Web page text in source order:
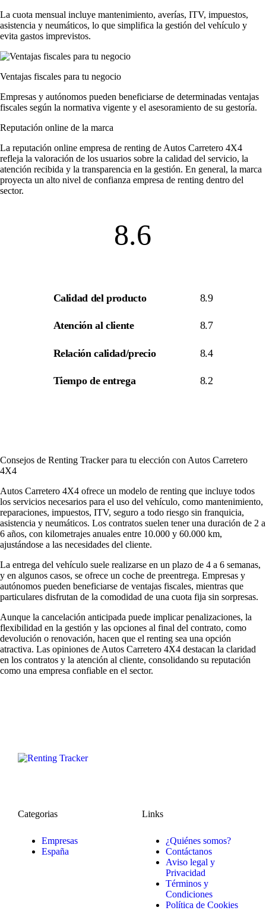
La cuota mensual incluye mantenimiento, averías, ITV, impuestos,
asistencia y neumáticos, lo que simplifica la gestión del vehículo y
evita gastos imprevistos.
Ventajas fiscales para tu negocio
Empresas y autónomos pueden beneficiarse de determinadas ventajas
fiscales según la normativa vigente y el asesoramiento de su gestoría.
Reputación online de la marca
La reputación online empresa de renting de Autos Carretero 4X4
refleja la valoración de los usuarios sobre la calidad del servicio, la
atención recibida y la transparencia en la gestión. En general, la marca
proyecta un alto nivel de confianza empresa de renting dentro del
sector.
8.6
Calidad del producto 8.9
Atención al cliente 8.7
Relación calidad/precio 8.4
Tiempo de entrega 8.2
Consejos de Renting Tracker para tu elección con Autos Carretero
4X4
Autos Carretero 4X4 ofrece un modelo de renting que incluye todos
los servicios necesarios para el uso del vehículo, como mantenimiento,
reparaciones, impuestos, ITV, seguro a todo riesgo sin franquicia,
asistencia y neumáticos. Los contratos suelen tener una duración de 2 a
6 años, con kilometrajes anuales entre 10.000 y 60.000 km,
ajustándose a las necesidades del cliente.
La entrega del vehículo suele realizarse en un plazo de 4 a 6 semanas,
y en algunos casos, se ofrece un coche de preentrega. Empresas y
autónomos pueden beneficiarse de ventajas fiscales, mientras que
particulares disfrutan de la comodidad de una cuota fija sin sorpresas.
Aunque la cancelación anticipada puede implicar penalizaciones, la
flexibilidad en la gestión y las opciones al final del contrato, como
devolución o renovación, hacen que el renting sea una opción
atractiva. Las opiniones de Autos Carretero 4X4 destacan la claridad
en los contratos y la atención al cliente, consolidando su reputación
como una empresa confiable en el sector.
Categorias
Empresas
España
Links
¿Quiénes somos?
Contáctanos
Aviso legal y
Privacidad
Términos y
Condiciones
Política de Cookies